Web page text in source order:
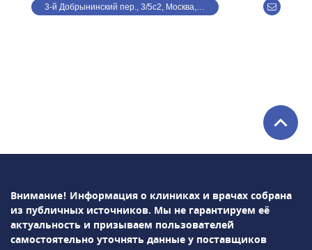
Улица 1905 года. В клинике ведут прием по
эндокринология и др. Среди используемых в
клинике методов диагностики: УЗИ, рентген,
оформить медицинскую книжку.
3-й Добрынинский пер., 3/5с2, Москва, Россия
Внимание! Информация о клиниках и врачах собрана
из публичных источников. Мы не гарантируем её
актуальность и призываем пользователей
самостоятельно уточнять данные у поставщиков